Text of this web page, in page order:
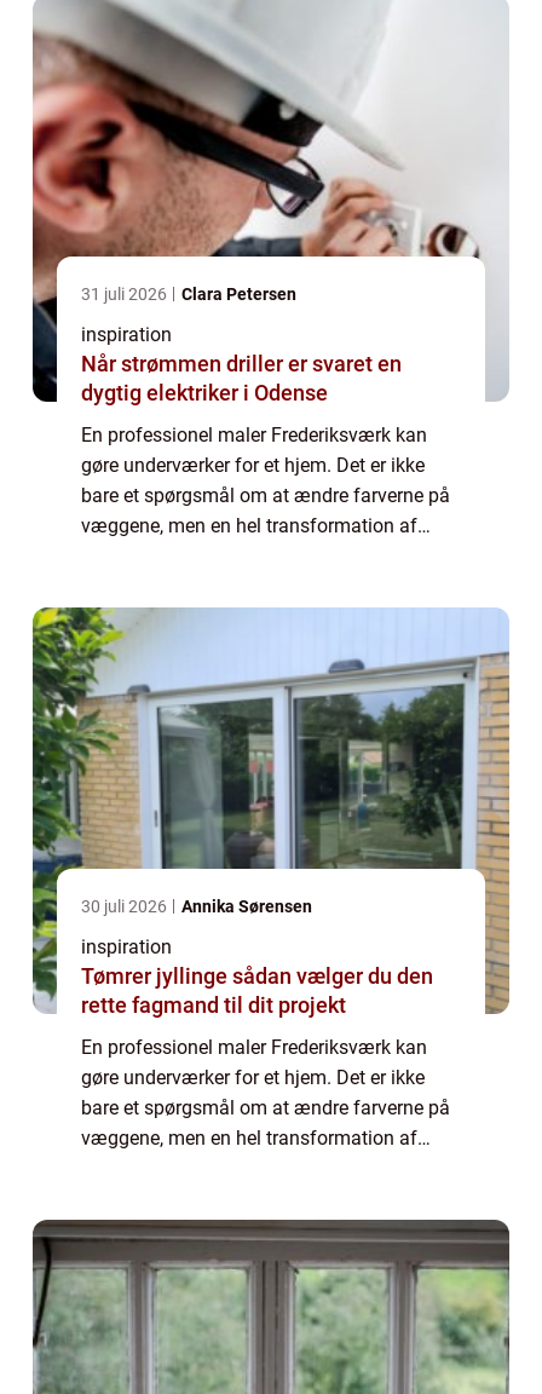
31 juli 2026 Clara Petersen
inspiration
Når strømmen driller er svaret en
dygtig elektriker i Odense
En professionel maler Frederiksværk kan
gøre underværker for et hjem. Det er ikke
bare et spørgsmål om at ændre farverne på
væggene, men en hel transformation af
30 juli 2026 Annika Sørensen
inspiration
Tømrer jyllinge sådan vælger du den
rette fagmand til dit projekt
En professionel maler Frederiksværk kan
gøre underværker for et hjem. Det er ikke
bare et spørgsmål om at ændre farverne på
væggene, men en hel transformation af